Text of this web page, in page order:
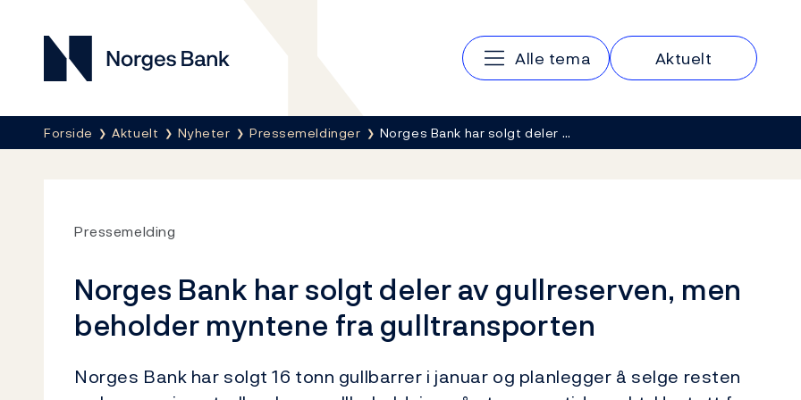
Norges Bank
Hovedmeny
Alle tema Aktuelt
Her er du nå:
Forside Aktuelt Nyheter Pressemeldinger Norges Bank har solgt deler …
Pressemelding
Norges Bank har solgt deler av gullreserven, men
beholder myntene fra gulltransporten
Norges Bank har solgt 16 tonn gullbarrer i januar og planlegger å selge resten